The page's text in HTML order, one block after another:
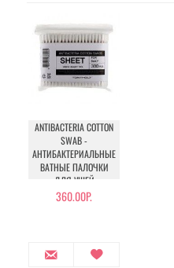
ANTIBACTERIA COTTON
SWAB -
АНТИБАКТЕРИАЛЬНЫЕ
ВАТНЫЕ ПАЛОЧКИ
ДЛЯ УШЕЙ
360.00Р.